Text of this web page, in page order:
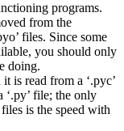
programs.
from the
files. Since some
you should only
doing.
is read from a ‘.pyc’
‘.py’ file; the only
files is the speed with